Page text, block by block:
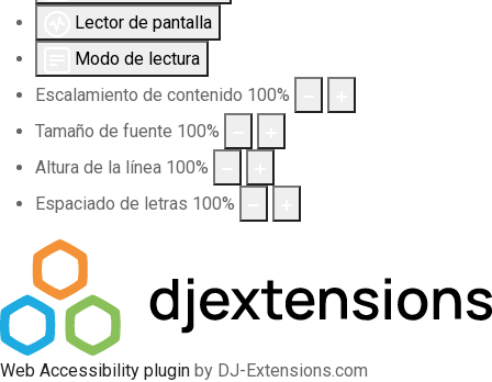
Lector de pantalla
Modo de lectura
Escalamiento de contenido 100%
Tamaño de fuente 100%
Altura de la línea 100%
Espaciado de letras 100%
Web Accessibility plugin by DJ-Extensions.com